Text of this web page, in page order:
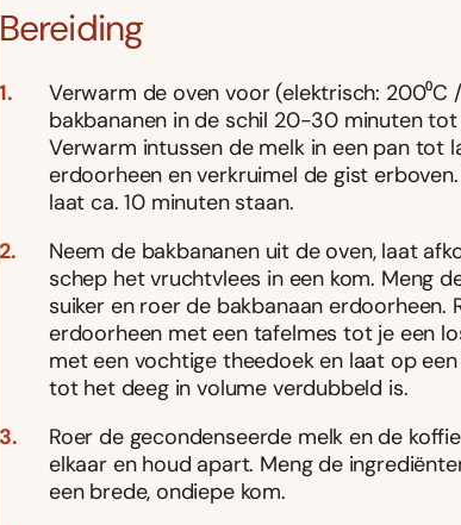
Bereiding
Verwarm de oven voor (elektrisch: 200⁰C
bakbananen in de schil 20-30 minuten
Verwarm intussen de melk in een pan tot
erdoorheen en verkruimel de gist
laat ca. 10 minuten staan.
Neem de bakbananen uit de oven, laat
schep het vruchtvlees in een kom. Meng
suiker en roer de bakbanaan erdoorheen.
erdoorheen met een tafelmes tot je een
met een vochtige theedoek en laat op
tot het deeg in volume verdubbeld is.
Roer de gecondenseerde melk en de
elkaar en houd apart. Meng de
een brede, ondiepe kom.